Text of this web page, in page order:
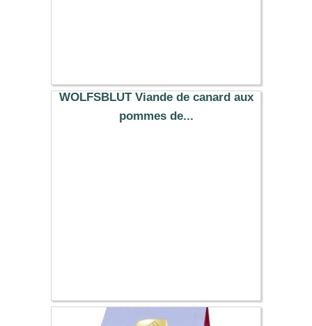
WOLFSBLUT Viande de canard aux
pommes de...